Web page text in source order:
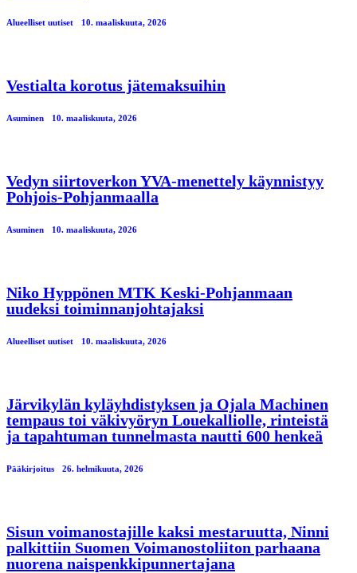
Alueelliset uutiset 10. maaliskuuta, 2026
Vestialta korotus jätemaksuihin
Asuminen 10. maaliskuuta, 2026
Vedyn siirtoverkon YVA-menettely käynnistyy
Pohjois-Pohjanmaalla
Asuminen 10. maaliskuuta, 2026
Niko Hyppönen MTK Keski-Pohjanmaan
uudeksi toiminnanjohtajaksi
Alueelliset uutiset 10. maaliskuuta, 2026
Järvikylän kyläyhdistyksen ja Ojala Machinen
tempaus toi väkivyöryn Louekalliolle, rinteistä
ja tapahtuman tunnelmasta nautti 600 henkeä
Pääkirjoitus 26. helmikuuta, 2026
Sisun voimanostajille kaksi mestaruutta, Ninni
palkittiin Suomen Voimanostoliiton parhaana
nuorena naispenkkipunnertajana